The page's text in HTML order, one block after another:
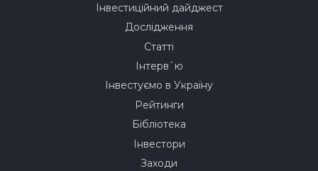
Інвестиційний дайджест
Дослідження
Статті
Інтерв`ю
Інвестуємо в Україну
Рейтинги
Бібліотека
Інвестори
Заходи